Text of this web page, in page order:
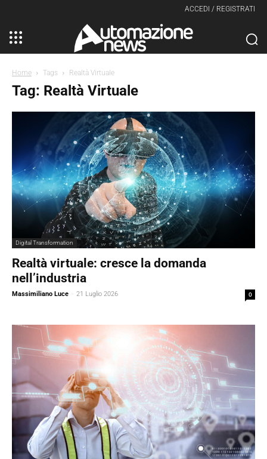
ACCEDI / REGISTRATI
Home Tags Realtà Virtuale
Tag: Realtà Virtuale
Digital Transformation
Realtà virtuale: cresce la domanda
nell’industria
Massimiliano Luce - 21 Luglio 2026 0